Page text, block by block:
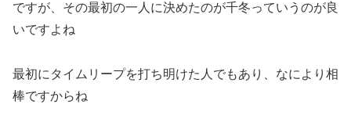
ですが、その最初の一人に決めたのが千冬っていうのが良
いですよね
最初にタイムリープを打ち明けた人でもあり、なにより相
棒ですからね